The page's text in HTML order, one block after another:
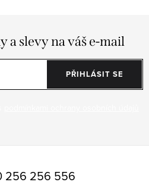
slevy na váš e-mail
PŘIHLÁSIT SE
256 256 556